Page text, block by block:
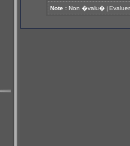
Note : Non �valu� [ Evaluer